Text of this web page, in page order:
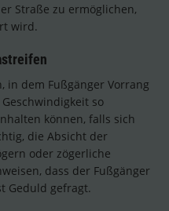
Straße zu ermöglichen,
wird.
in dem Fußgänger Vorrang
so
können, falls sich
die Absicht der
oder zögerliche
dass der Fußgänger
Geduld gefragt.